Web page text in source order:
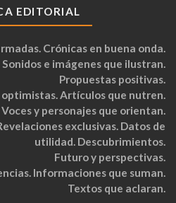
EDITORIAL
Crónicas en buena onda.
Sonidos e imágenes que ilustran.
Propuestas positivas.
optimistas. Artículos que nutren.
Voces y personajes que orientan.
exclusivas. Datos de
utilidad. Descubrimientos.
Futuro y perspectivas.
Informaciones que suman.
Textos que aclaran.